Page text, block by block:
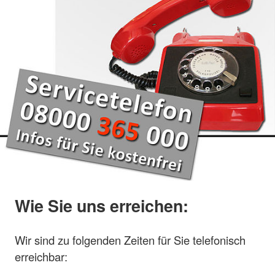
Wie Sie uns erreichen:
Wir sind zu folgenden Zeiten für Sie telefonisch
erreichbar: